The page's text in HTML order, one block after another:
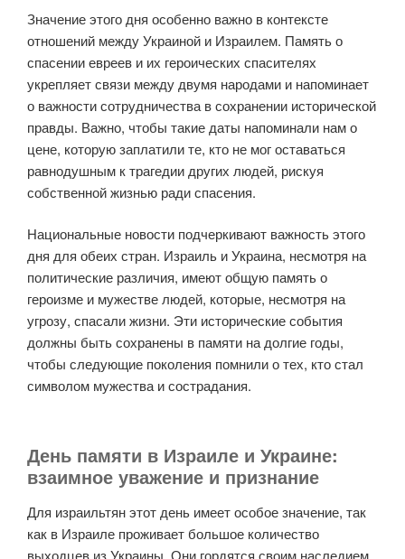
Значение этого дня особенно важно в контексте
отношений между Украиной и Израилем. Память о
спасении евреев и их героических спасителях
укрепляет связи между двумя народами и напоминает
о важности сотрудничества в сохранении исторической
правды. Важно, чтобы такие даты напоминали нам о
цене, которую заплатили те, кто не мог оставаться
равнодушным к трагедии других людей, рискуя
собственной жизнью ради спасения.
Национальные новости подчеркивают важность этого
дня для обеих стран. Израиль и Украина, несмотря на
политические различия, имеют общую память о
героизме и мужестве людей, которые, несмотря на
угрозу, спасали жизни. Эти исторические события
должны быть сохранены в памяти на долгие годы,
чтобы следующие поколения помнили о тех, кто стал
символом мужества и сострадания.
День памяти в Израиле и Украине:
взаимное уважение и признание
Для израильтян этот день имеет особое значение, так
как в Израиле проживает большое количество
выходцев из Украины. Они гордятся своим наследием